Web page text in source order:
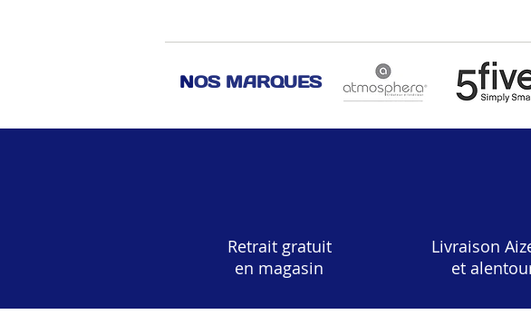
NOS MARQUES
Retrait gratuit
en magasin
Livraison
et